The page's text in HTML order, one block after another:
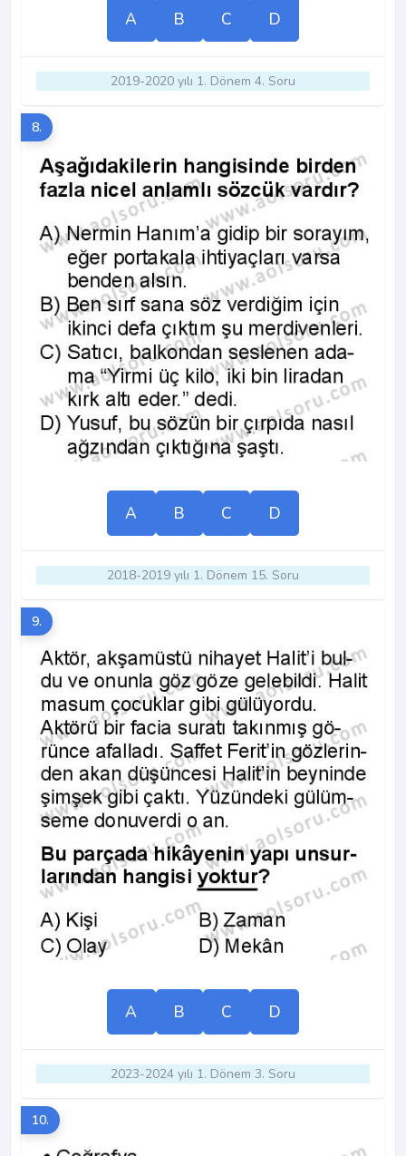
A B C D
2019-2020 yılı 1. Dönem 4. Soru
8.
A B C D
2018-2019 yılı 1. Dönem 15. Soru
9.
A B C D
2023-2024 yılı 1. Dönem 3. Soru
10.